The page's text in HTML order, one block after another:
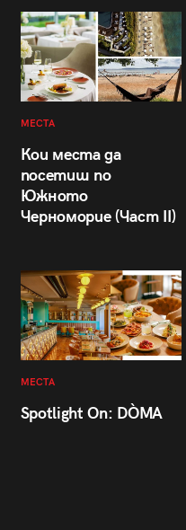
МЕСТА
Кои места да
посетиш по
Южното
Черноморие (Част II)
МЕСТА
Spotlight On: DÒMA